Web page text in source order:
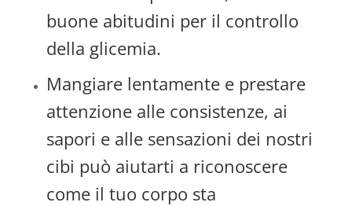
buone abitudini per il controllo
della glicemia.
Mangiare lentamente e prestare
attenzione alle consistenze, ai
sapori e alle sensazioni dei nostri
cibi può aiutarti a riconoscere
come il tuo corpo sta